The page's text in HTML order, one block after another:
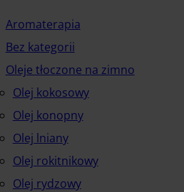
Aromaterapia
Bez kategorii
Oleje tłoczone na zimno
Olej kokosowy
Olej konopny
Olej lniany
Olej rokitnikowy
Olej rydzowy